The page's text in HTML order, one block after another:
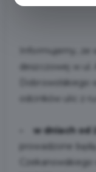
Informujemy, że
deszczowej w ul.
Dobrowolskiego
odcinków ulic z
- w dniach od
prowadzone
Czekanowskiego